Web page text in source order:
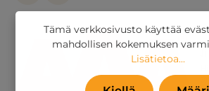
Tämä verkkosivusto käyttää
mahdollisen kokemuksen
Lisätietoa...